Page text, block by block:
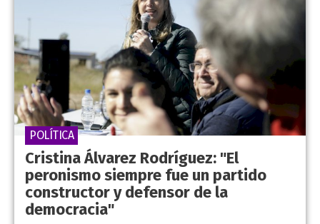
Cristina Álvarez Rodríguez: "El
peronismo siempre fue un partido
constructor y defensor de la
democracia"
POLÍTICA